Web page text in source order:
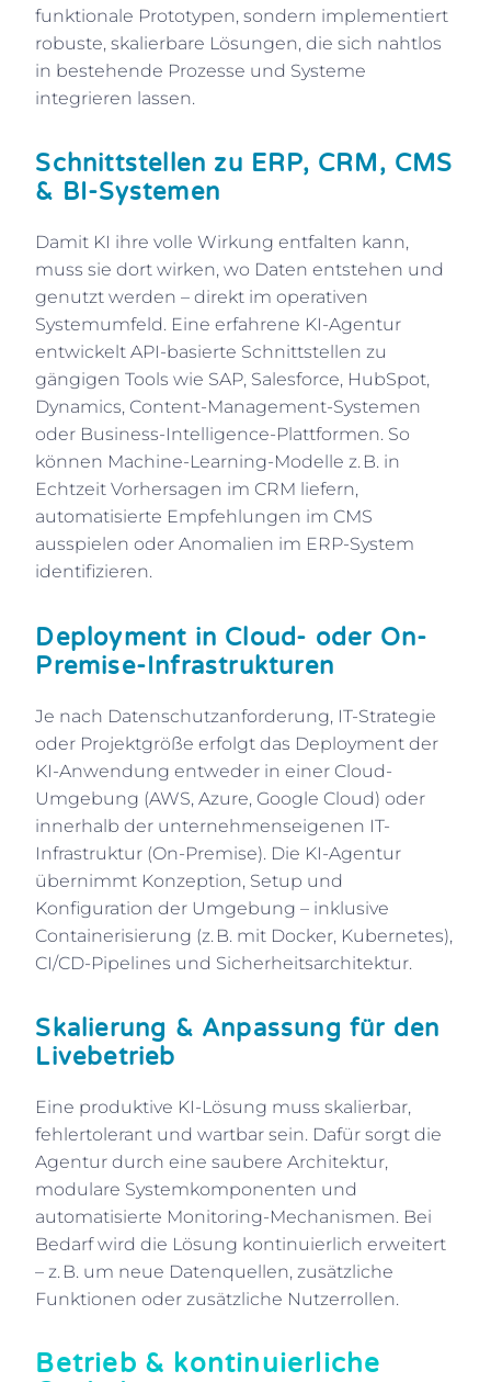
funktionale Prototypen, sondern implementiert
robuste, skalierbare Lösungen, die sich nahtlos
in bestehende Prozesse und Systeme
integrieren lassen.
Schnittstellen zu ERP, CRM, CMS
& BI-Systemen
Damit KI ihre volle Wirkung entfalten kann,
muss sie dort wirken, wo Daten entstehen und
genutzt werden – direkt im operativen
Systemumfeld. Eine erfahrene KI-Agentur
entwickelt API-basierte Schnittstellen zu
gängigen Tools wie SAP, Salesforce, HubSpot,
Dynamics, Content-Management-Systemen
oder Business-Intelligence-Plattformen. So
können Machine-Learning-Modelle z. B. in
Echtzeit Vorhersagen im CRM liefern,
automatisierte Empfehlungen im CMS
ausspielen oder Anomalien im ERP-System
identifizieren.
Deployment in Cloud- oder On-
Premise-Infrastrukturen
Je nach Datenschutzanforderung, IT-Strategie
oder Projektgröße erfolgt das Deployment der
KI-Anwendung entweder in einer Cloud-
Umgebung (AWS, Azure, Google Cloud) oder
innerhalb der unternehmenseigenen IT-
Infrastruktur (On-Premise). Die KI-Agentur
übernimmt Konzeption, Setup und
Konfiguration der Umgebung – inklusive
Containerisierung (z. B. mit Docker, Kubernetes),
CI/CD-Pipelines und Sicherheitsarchitektur.
Skalierung & Anpassung für den
Livebetrieb
Eine produktive KI-Lösung muss skalierbar,
fehlertolerant und wartbar sein. Dafür sorgt die
Agentur durch eine saubere Architektur,
modulare Systemkomponenten und
automatisierte Monitoring-Mechanismen. Bei
Bedarf wird die Lösung kontinuierlich erweitert
– z. B. um neue Datenquellen, zusätzliche
Funktionen oder zusätzliche Nutzerrollen.
Betrieb & kontinuierliche